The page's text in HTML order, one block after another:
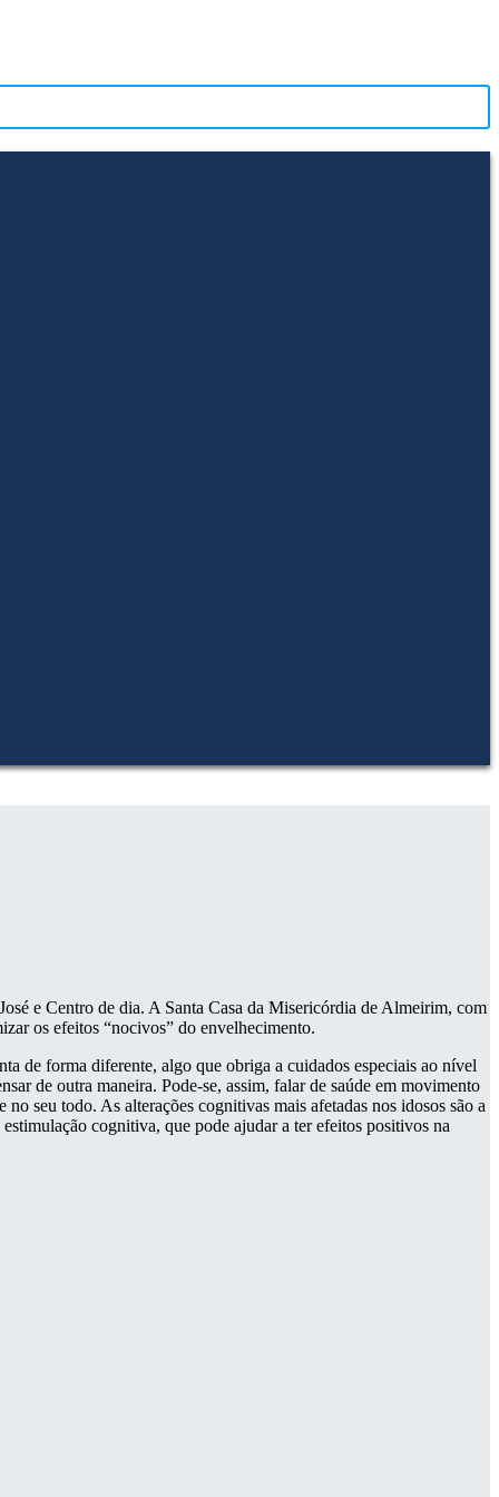
e Centro de dia. A Santa Casa da Misericórdia de Almeirim, com
os efeitos “nocivos” do envelhecimento.
de forma diferente, algo que obriga a cuidados especiais ao nível
de outra maneira. Pode-se, assim, falar de saúde em movimento
seu todo. As alterações cognitivas mais afetadas nos idosos são a
cognitiva, que pode ajudar a ter efeitos positivos na